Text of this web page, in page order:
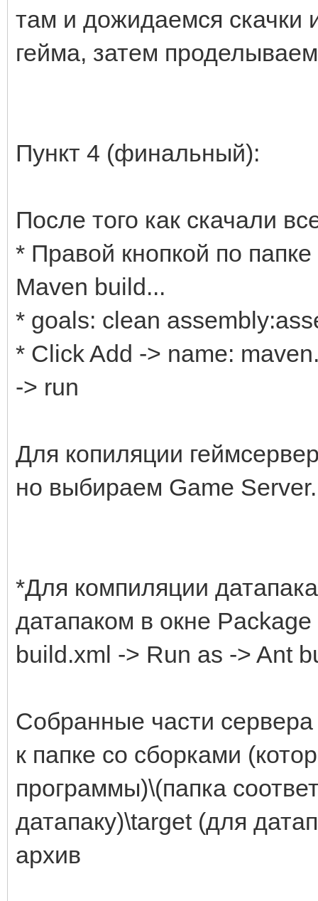
там и дожидаемся скачки
гейма, затем
Пункт 4 (финальный):
После того как скачали
* Правой кнопкой по
Maven build...
* goals: clean
* Click Add -> name:
-> run
Для копиляции
но выбираем Game Server.
*Для компиляции
датапаком в окне
build.xml -> Run as -> Ant
Собранные части
к папке со сборками
программы)\(папка
датапаку)\target (для
архив